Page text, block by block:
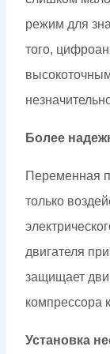
режим для
того,
Более
Переменная
только
двигателя
защищает
компрессора
Установка